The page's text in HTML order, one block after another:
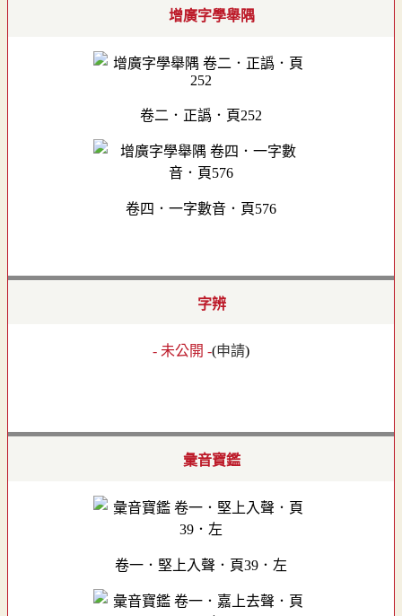
增廣字學舉隅
卷二．正譌．頁252
卷四．一字數音．頁576
字辨
- 未公開 -(申請)
彙音寶鑑
卷一．堅上入聲．頁39．左